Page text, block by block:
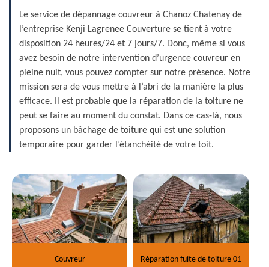
Le service de dépannage couvreur à Chanoz Chatenay de
l’entreprise Kenji Lagrenee Couverture se tient à votre
disposition 24 heures/24 et 7 jours/7. Donc, même si vous
avez besoin de notre intervention d’urgence couvreur en
pleine nuit, vous pouvez compter sur notre présence. Notre
mission sera de vous mettre à l’abri de la manière la plus
efficace. Il est probable que la réparation de la toiture ne
peut se faire au moment du constat. Dans ce cas-là, nous
proposons un bâchage de toiture qui est une solution
temporaire pour garder l’étanchéité de votre toit.
Couvreur Réparation fuite de toiture 01